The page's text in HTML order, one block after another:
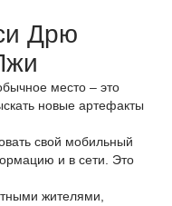
Дрю
место – это
новые артефакты
свой мобильный
и в сети. Это
жителями,